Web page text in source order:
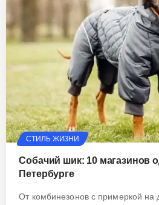
СТИЛЬ ЖИЗНИ
Собачий шик: 10 магазинов
Петербурге
От комбинезонов с примеркой на